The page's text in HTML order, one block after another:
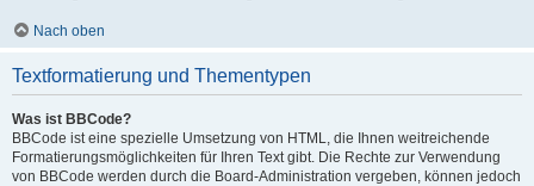
Nach oben
Textformatierung und Thementypen
Was ist BBCode?
BBCode ist eine spezielle Umsetzung von HTML, die Ihnen weitreichende
Formatierungsmöglichkeiten für Ihren Text gibt. Die Rechte zur Verwendung
von BBCode werden durch die Board-Administration vergeben, können jedoch